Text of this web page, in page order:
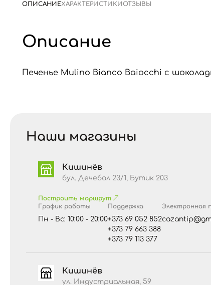
ОПИСАНИЕХАРАКТЕРИСТИКИ ОТЗЫВЫ
Описание
Печенье Mulino Bianco Baiocchi с
Наши магазины
Кишинёв
бул. Дечебал 23/1, Бутик 203
Построить маршрут
График работы
Пн - Вс: 10:00 - 20:00
Поддержка
+373 69 052 852
+373 79 663 388
+373 79 113 377
Электронная
Кишинёв
ул. Индустриальная, 59